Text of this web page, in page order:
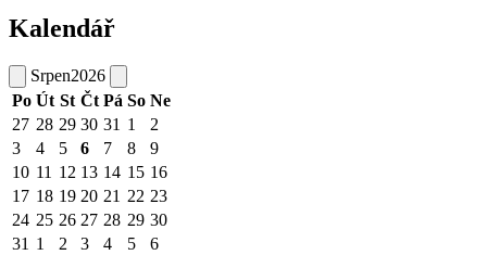
Kalendář
Srpen2026
Po Út St Čt Pá So Ne
27 28 29 30 31 1
2
3
4 5 6 7 8
9
10 11 12 13 14 15 16
17 18 19 20 21 22 23
24 25 26 27 28 29 30
31 1 2 3 4 5
6